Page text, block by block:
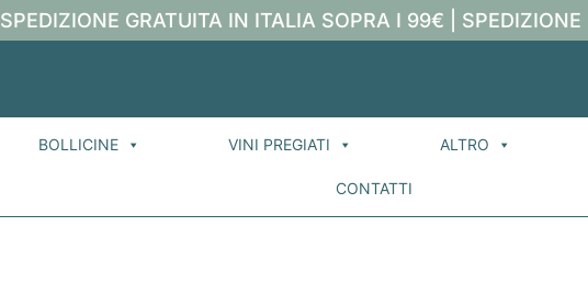
SPEDIZIONE GRATUITA IN ITALIA SOPRA I 99€ |
BOLLICINE VINI PREGIATI ALTRO
CONTATTI